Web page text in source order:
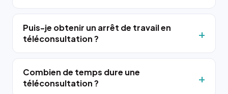
Puis-je obtenir un arrêt de travail en
téléconsultation ?
Combien de temps dure une
téléconsultation ?